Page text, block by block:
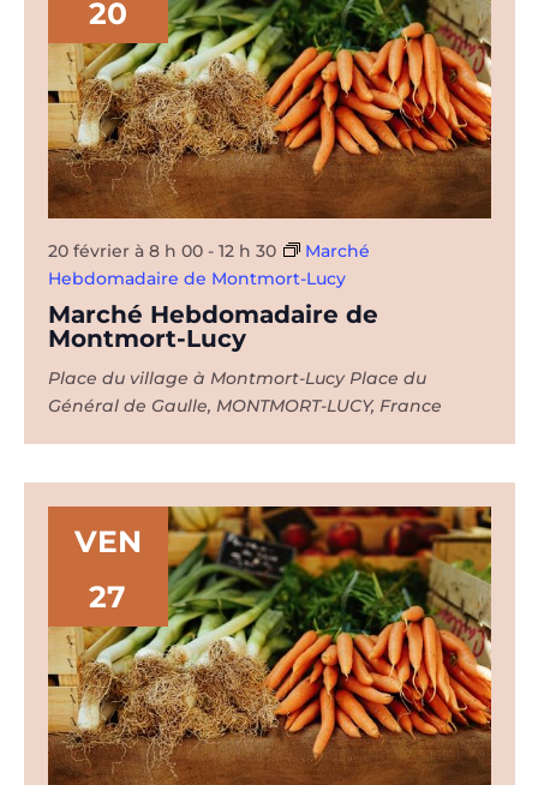
20
Marché Hebdomadaire de
Montmort-Lucy
20 février à 8 h 00- 12 h 30
Marché
Hebdomadaire de Montmort-Lucy
Place du village à Montmort-Lucy Place du
Général de Gaulle, MONTMORT-LUCY, France
VEN
27